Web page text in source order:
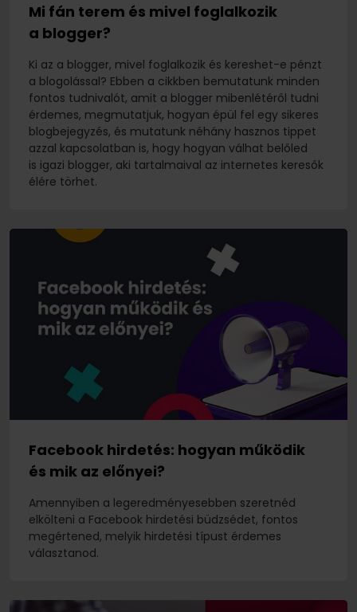
Mi fán terem és mivel foglalkozik
a blogger?
Ki az a blogger, mivel foglalkozik és kereshet-e pénzt
a blogolással? Ebben a cikkben bemutatunk minden
fontos tudnivalót, amit a blogger mibenlétéről tudni
érdemes, megmutatjuk, hogyan épül fel egy sikeres
blogbejegyzés, és mutatunk néhány hasznos tippet
azzal kapcsolatban is, hogy hogyan válhat belőled
is igazi blogger, aki tartalmaival az internetes keresők
élére törhet.
Facebook hirdetés: hogyan működik
és mik az előnyei?
Amennyiben a legeredményesebben szeretnéd
elkölteni a Facebook hirdetési büdzsédet, fontos
megértened, melyik hirdetési típust érdemes
választanod.